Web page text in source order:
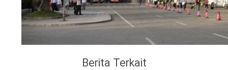
Berita Terkait